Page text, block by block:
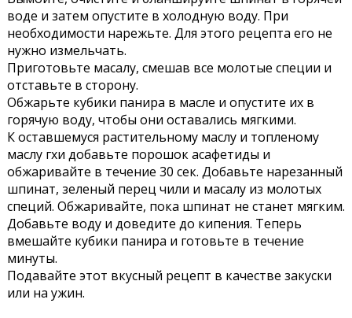
воде и затем опустите в холодную воду. При
необходимости нарежьте. Для этого рецепта его не
нужно измельчать.
Приготовьте масалу, смешав все молотые специи и
отставьте в сторону.
Обжарьте кубики панира в масле и опустите их в
горячую воду, чтобы они оставались мягкими.
К оставшемуся растительному маслу и топленому
маслу гхи добавьте порошок асафетиды и
обжаривайте в течение 30 сек. Добавьте нарезанный
шпинат, зеленый перец чили и масалу из молотых
специй. Обжаривайте, пока шпинат не станет мягким.
Добавьте воду и доведите до кипения. Теперь
вмешайте кубики панира и готовьте в течение
минуты.
Подавайте этот вкусный рецепт в качестве закуски
или на ужин.